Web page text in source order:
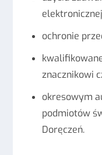
ochronie
znacznikowi
okresowym
podmiotów
Doręczeń.